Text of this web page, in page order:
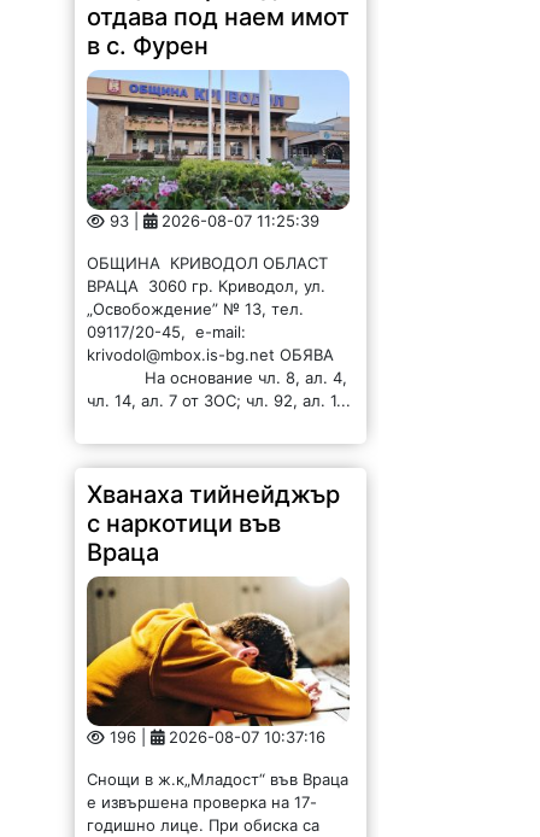
отдава под наем имот
в с. Фурен
93 | 2026-08-07 11:25:39
ОБЩИНА КРИВОДОЛ ОБЛАСТ
ВРАЦА 3060 гр. Криводол, ул.
„Освобождение” № 13, тел.
09117/20-45, e-mail:
krivodol@mbox.is-bg.net ОБЯВА
На основание чл. 8, ал. 4,
чл. 14, ал. 7 от ЗОС; чл. 92, ал. 1...
Хванаха тийнейджър
с наркотици във
Враца
196 | 2026-08-07 10:37:16
Снощи в ж.к„Младост“ във Враца
е извършена проверка на 17-
годишно лице. При обиска са